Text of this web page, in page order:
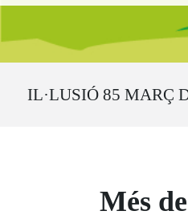
IL·LUSIÓ 85 MARÇ
Més